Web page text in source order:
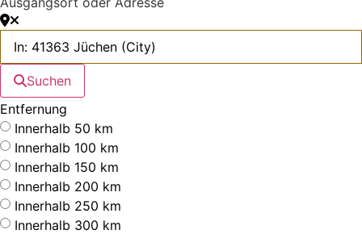
Suchen
Entfernung
Innerhalb 50 km
Innerhalb 100 km
Innerhalb 150 km
Innerhalb 200 km
Innerhalb 250 km
Innerhalb 300 km